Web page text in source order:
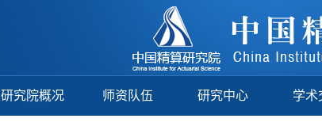
研究院概况 师资队伍 研究中心 学术